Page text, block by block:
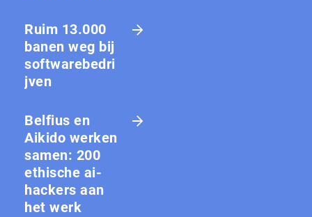
Ruim 13.000
banen weg bij
softwarebedri
jven
Belfius en
Aikido werken
samen: 200
ethische ai-
hackers aan
het werk